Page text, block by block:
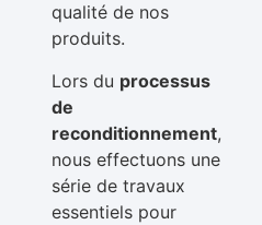
qualité de nos
produits.
Lors du processus
de
reconditionnement,
nous effectuons une
série de travaux
essentiels pour